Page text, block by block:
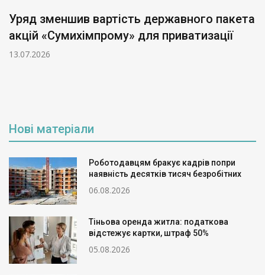
Уряд зменшив вартість державного пакета
акцій «Сумихімпрому» для приватизації
13.07.2026
Нові матеріали
Роботодавцям бракує кадрів попри
наявність десятків тисяч безробітних
06.08.2026
Тіньова оренда житла: податкова
відстежує картки, штраф 50%
05.08.2026